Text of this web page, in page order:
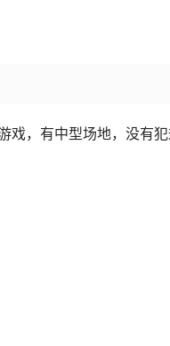
戏，有中型场地，没有